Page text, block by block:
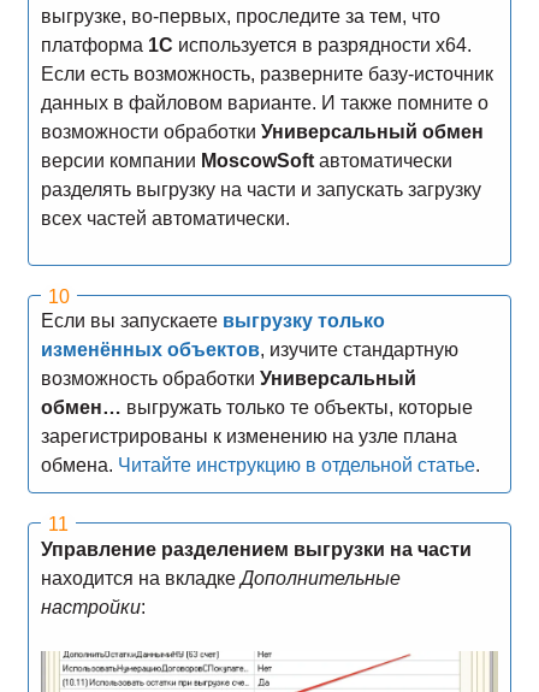
выгрузке, во-первых, проследите за тем, что
платформа 1С используется в разрядности х64.
Если есть возможность, разверните базу-источник
данных в файловом варианте. И также помните о
возможности обработки Универсальный обмен
версии компании MoscowSoftавтоматически
разделять выгрузку на части и запускать загрузку
всех частей автоматически.
Если вы запускаете выгрузку только
изменённых объектов, изучите стандартную
возможность обработки Универсальный
обмен… выгружать только те объекты, которые
зарегистрированы к изменению на узле плана
обмена. Читайте инструкцию в отдельной статье.
Управление разделением выгрузки на части
находится на вкладкеДополнительные
настройки: